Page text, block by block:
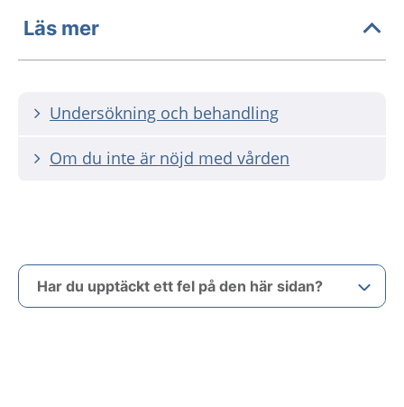
Läs mer
Undersökning och behandling
Om du inte är nöjd med vården
Har du upptäckt ett fel på den här sidan?